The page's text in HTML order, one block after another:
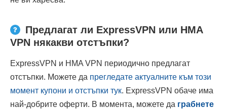
Предлагат ли ExpressVPN или HMA
VPN някакви отстъпки?
ExpressVPN и HMA VPN периодично предлагат
отстъпки. Можете да прегледате актуалните към този
момент купони и отстъпки тук. ExpressVPN обаче има
най-добрите оферти. В момента, можете да грабнете